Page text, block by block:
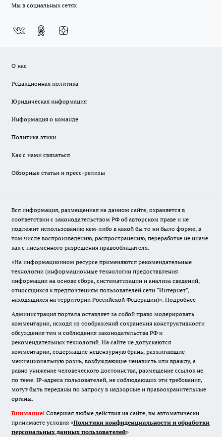
Мы в социальных сетях
О нас
Редакционная политика
Юридическая информация
Информация о команде
Политика этики
Как с нами связаться
Обзорные статьи и пресс-релизы
Вся информация, размещенная на данном сайте, охраняется в
соответствии с законодательством РФ об авторском праве и не
подлежит использованию кем-либо в какой бы то ни было форме, в
том числе воспроизведению, распространению, переработке не иначе
как с письменного разрешения правообладателя.
«На информационном ресурсе применяются рекомендательные
технологии (информационные технологии предоставления
информации на основе сбора, систематизации и анализа сведений,
относящихся к предпочтениям пользователей сети "Интернет",
находящихся на территории Российской Федерации)». Подробнее
Администрация портала оставляет за собой право модерировать
комментарии, исходя из соображений сохранения конструктивности
обсуждения тем и соблюдения законодательства РФ и
рекомендательных технологий. На сайте не допускаются
комментарии, содержащие нецензурную брань, разжигающие
межнациональную рознь, возбуждающие ненависть или вражду, а
равно унижение человеческого достоинства, размещение ссылок не
по теме. IP-адреса пользователей, не соблюдающих эти требования,
могут быть переданы по запросу в надзорные и правоохранительные
органы.
Внимание! Совершая любые действия на сайте, вы автоматически
принимаете условия «Политики конфиденциальности и обработки
персональных данных пользователей»